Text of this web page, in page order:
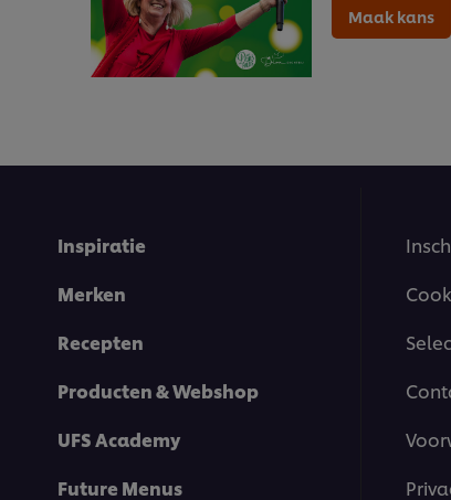
Maak kans
Inspiratie
Merken
Recepten
Producten & Webshop
UFS Academy
Future Menus